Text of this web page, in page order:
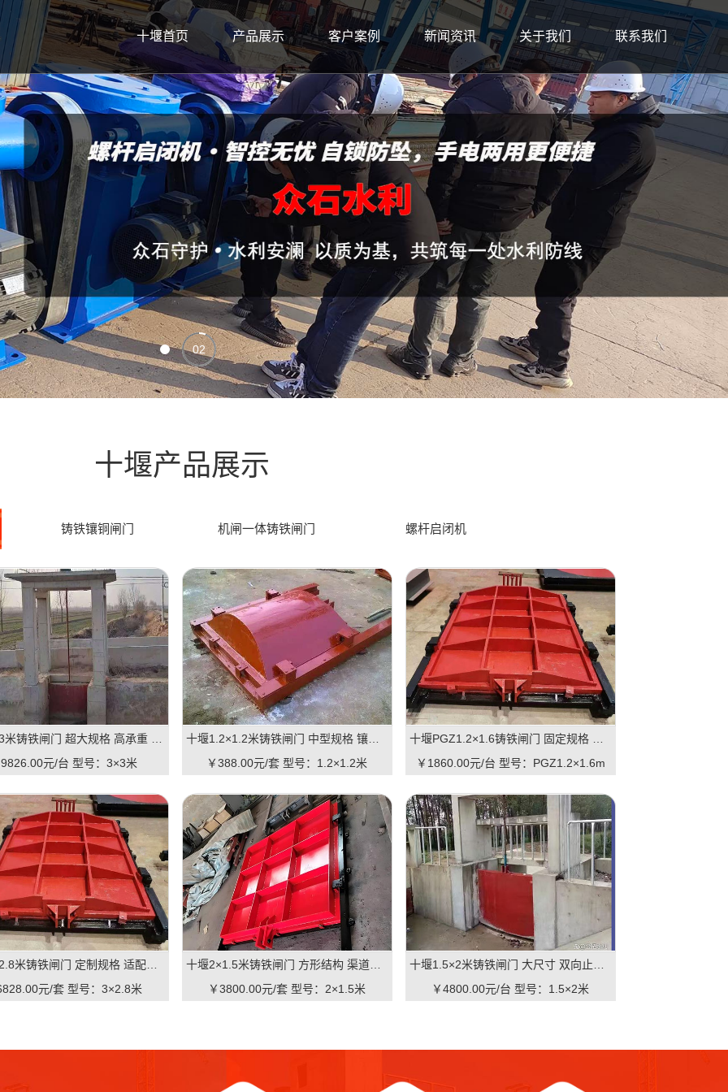
十堰首页 产品展示 客户案例 新闻资讯 关于我们 联系我们
02
十堰产品展示
铸铁镶铜闸门 机闸一体铸铁闸门 螺杆启闭机
元/台 型号：3×3米
￥388.00元/套 型号：1.2×1.2米
￥1860.00元/台 型号：PGZ1.2×1.6m
元/套 型号：3×2.8米
￥3800.00元/套 型号：2×1.5米
￥4800.00元/台 型号：1.5×2米